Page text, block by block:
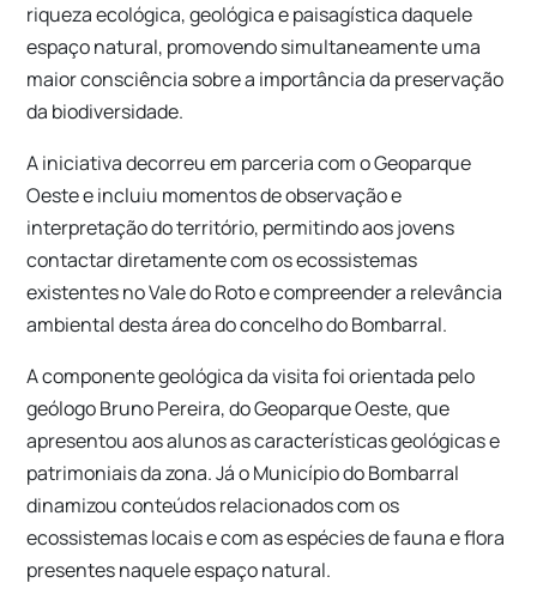
riqueza ecológica, geológica e paisagística daquele
espaço natural, promovendo simultaneamente uma
maior consciência sobre a importância da preservação
da biodiversidade.
A iniciativa decorreu em parceria com o Geoparque
Oeste e incluiu momentos de observação e
interpretação do território, permitindo aos jovens
contactar diretamente com os ecossistemas
existentes no Vale do Roto e compreender a relevância
ambiental desta área do concelho do Bombarral.
A componente geológica da visita foi orientada pelo
geólogo Bruno Pereira, do Geoparque Oeste, que
apresentou aos alunos as características geológicas e
patrimoniais da zona. Já o Município do Bombarral
dinamizou conteúdos relacionados com os
ecossistemas locais e com as espécies de fauna e flora
presentes naquele espaço natural.